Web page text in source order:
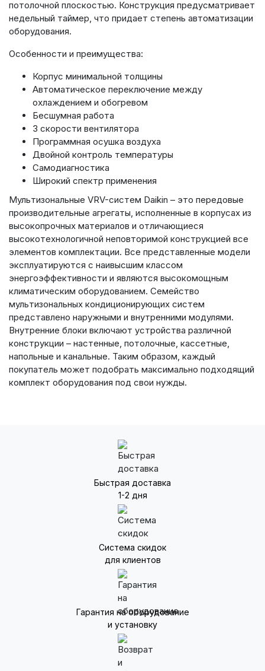
потолочной плоскостью. Конструкция предусматривает
недельный таймер, что придает степень автоматизации
оборудования.
Особенности и преимущества:
Корпус минимальной толщины
Автоматическое переключение между
охлаждением и обогревом
Бесшумная работа
3 скорости вентилятора
Программная осушка воздуха
Двойной контроль температуры
Самодиагностика
Широкий спектр применения
Мультизональные VRV-систем Daikin – это передовые
производительные агрегаты, исполненные в корпусах из
высокопрочных материалов и отличающиеся
высокотехнологичной неповторимой конструкцией все
элементов комплектации. Все представленные модели
эксплуатируются с наивысшим классом
энергоэффективности и являются высокомощным
климатическим оборудованием. Семейство
мультизональных кондиционирующих систем
представлено наружными и внутренними модулями.
Внутренние блоки включают устройства различной
конструкции – настенные, потолочные, кассетные,
напольные и канальные. Таким образом, каждый
покупатель может подобрать максимально подходящий
комплект оборудования под свои нужды.
Быстрая доставка
1-2 дня
Система скидок
для клиентов
Гарантия на оборудование
и установку